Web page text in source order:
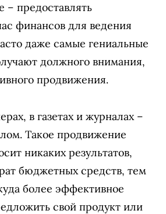
– предоставлять
финансов для ведения
даже самые гениальные
должного внимания,
продвижения.
в газетах и журналах –
Такое продвижение
никаких результатов,
бюджетных средств, тем
более эффективное
свой продукт или